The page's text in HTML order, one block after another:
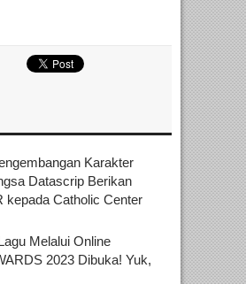
Karakter
Datascrip Berikan
kepada Catholic Center
Melalui Online
2023 Dibuka! Yuk,